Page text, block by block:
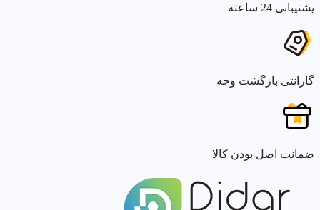
پشتیبانی 24 ساعته
گارانتی بازگشت وجه
ضمانت اصل بودن کالا